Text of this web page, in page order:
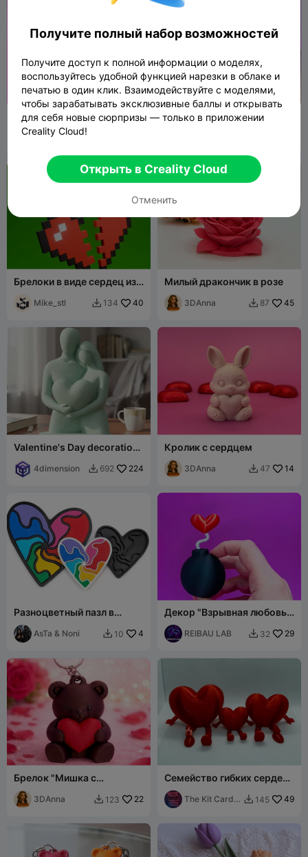
Вечная любовь: пара
скелетов
3DAnna
Подставка для наушников
в виде сердца – держатель
Брелоки в виде сердец из
геймеру | CFS
Mike_stl  134 40
Милый дракончик в розе
3DAnna  87 45
Valentine's Day decoration
4dimension  692 224
Кролик с сердцем
3DAnna  47 14
Разноцветный пазл в
форме сердца
AsTa & Noni  10 4
Декор "Взрывная любовь"
ко Дню святого Валентина
REIBAU LAB  32 29
Брелок "Мишка с
сердцем"
3DAnna  123 22
Семейство гибких сердец-
друзей (шарнирные - без
поддержек)
The Kit Card
 145 49
Получите полный набор возможностей
Получите доступ к полной информации о моделях,
воспользуйтесь удобной функцией нарезки в облаке и
печатью в один клик. Взаимодействуйте с моделями,
чтобы зарабатывать эксклюзивные баллы и открывать
для себя новые сюрпризы — только в приложении
Creality Cloud!
Открыть в Creality Cloud
Отменить